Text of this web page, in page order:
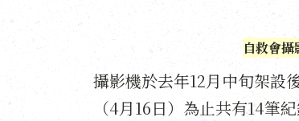
自救會
攝影機於去年12月中旬架設
（4月16日）為止共有14筆紀